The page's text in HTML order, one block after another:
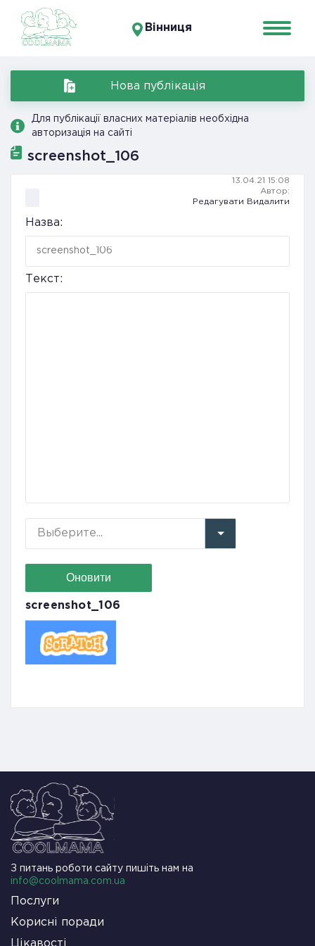
Вінниця
Нова публікація
Для публікації власних матеріалів необхідна
авторизація на сайті
screenshot_106
13.04.21 15:08
Автор:
Редагувати
Видалити
Назва:
Текст:
Выберите...
screenshot_106
З питань роботи сайту пишіть нам на
info@coolmama.com.ua
Послуги
Корисні поради
Цікавості